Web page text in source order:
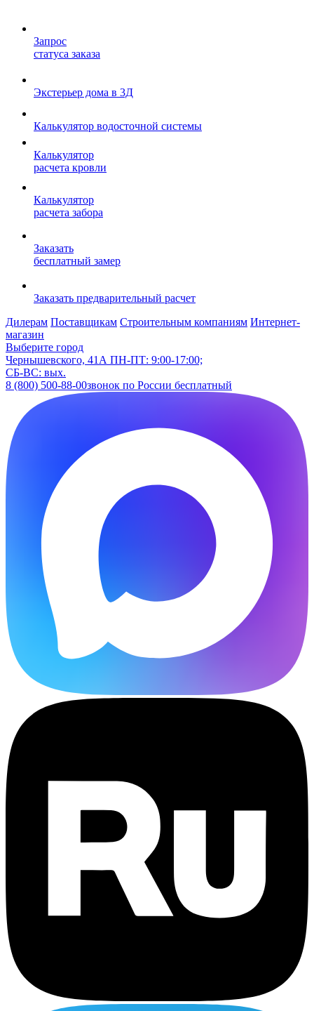
Запрос
статуса заказа
Экстерьер дома в 3Д
Калькулятор водосточной системы
Калькулятор
расчета кровли
Калькулятор
расчета забора
Заказать
бесплатный замер
Заказать предварительный расчет
Дилерам Поставщикам Строительным компаниям Интернет-
магазин
Выберите город
Чернышевского, 41А ПН-ПТ: 9:00-17:00;
СБ-ВС: вых.
8 (800) 500-88-00звонок по России бесплатный